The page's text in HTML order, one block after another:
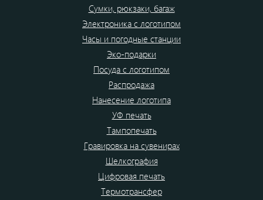
Сумки, рюкзаки, багаж
Электроника с логотипом
Часы и погодные станции
Эко-подарки
Посуда с логотипом
Распродажа
Нанесение логотипа
УФ печать
Тампопечать
Гравировка на сувенирах
Шелкография
Цифровая печать
Термотрансфер